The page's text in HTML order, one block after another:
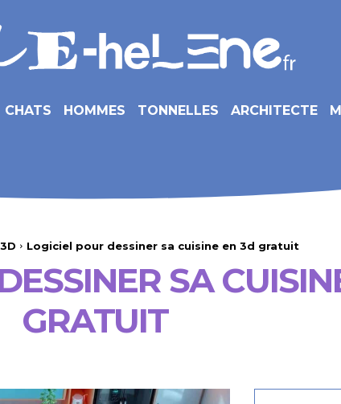
CHATS HOMMES TONNELLES ARCHITECTE
3D Logiciel pour dessiner sa cuisine en 3d gratuit
SA
GRATUIT